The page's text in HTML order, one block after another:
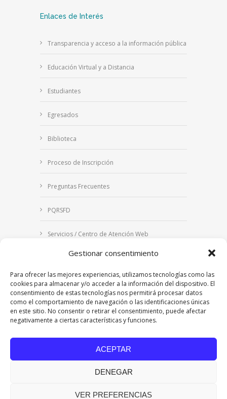
Gestionar consentimiento
Para ofrecer las mejores experiencias, utilizamos tecnologías como las
cookies para almacenar y/o acceder a la información del dispositivo. El
consentimiento de estas tecnologías nos permitirá procesar datos
como el comportamiento de navegación o las identificaciones únicas
en este sitio. No consentir o retirar el consentimiento, puede afectar
negativamente a ciertas características y funciones.
ACEPTAR
DENEGAR
VER PREFERENCIAS
Enlaces de Interés
Transparencia y acceso a la información pública
Educación Virtual y a Distancia
Estudiantes
Egresados
Biblioteca
Proceso de Inscripción
Preguntas Frecuentes
PQRSFD
Servicios / Centro de Atención Web
Correo Institucional
Notificaciones judiciales
| Personería Jurídica Resolución
7542 de mayo de 1982
Acreditación Institucional en Alta Calidad
Ministerio de Educación Nacional.